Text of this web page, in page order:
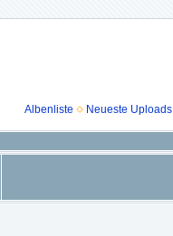
Albenliste
Neueste Uploads